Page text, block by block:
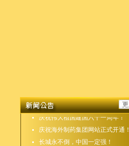
庆祝集团公司成立二十二周年！
庆祝伟大祖国建国六十一周年！
庆祝海外制药集团网站正式开通！
长城永不倒，中国一定强！